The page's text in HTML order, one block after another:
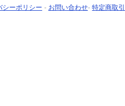
シーポリシー - お問い合わせ- 特定商取